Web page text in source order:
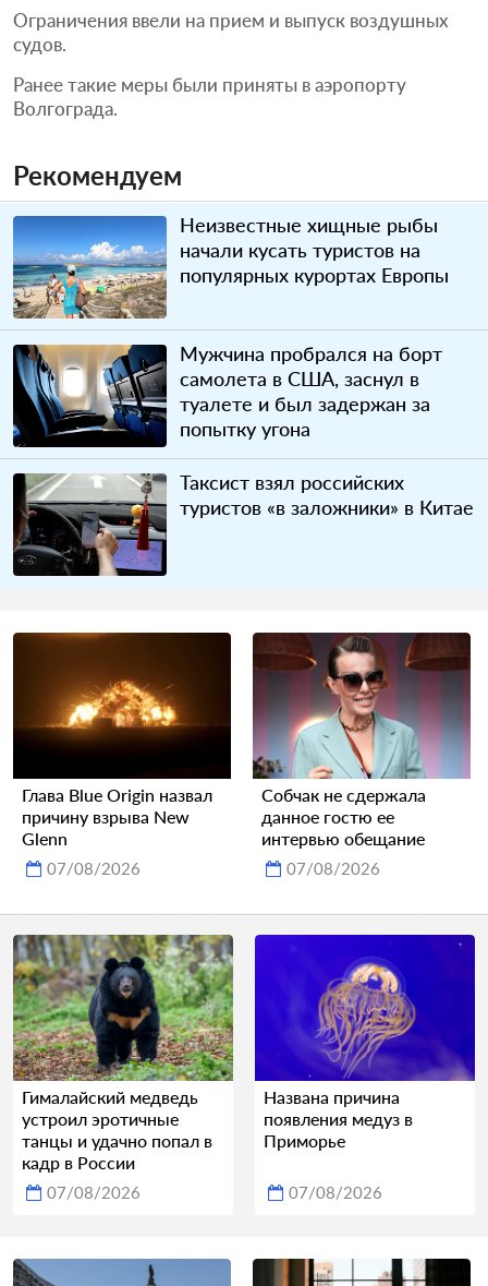
Ограничения ввели на прием и выпуск воздушных
судов.
Ранее такие меры были приняты в аэропорту
Волгограда.
Рекомендуем
Неизвестные хищные рыбы
начали кусать туристов на
популярных курортах Европы
Мужчина пробрался на борт
самолета в США, заснул в
туалете и был задержан за
попытку угона
Таксист взял российских
туристов «в заложники» в Китае
Глава Blue Origin назвал
причину взрыва New
Glenn
07/08/2026
Собчак не сдержала
данное гостю ее
интервью обещание
07/08/2026
Гималайский медведь
устроил эротичные
танцы и удачно попал в
кадр в России
07/08/2026
Названа причина
появления медуз в
Приморье
07/08/2026